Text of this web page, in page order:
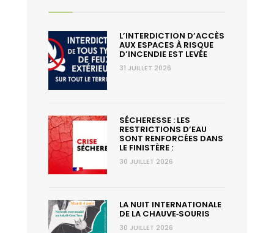
sur
l’ensemble
du
Département.
L’INTERDICTION D’ACCÈS
AUX ESPACES À RISQUE
D’INCENDIE EST LEVÉE
31 JUILLET 2026
SÉCHERESSE : LES
RESTRICTIONS D’EAU
SONT RENFORCÉES DANS
LE FINISTÈRE :
30 JUILLET 2026
LA NUIT INTERNATIONALE
DE LA CHAUVE‑SOURIS
30 JUILLET 2026